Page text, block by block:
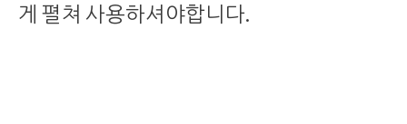
게 펼쳐 사용하셔야합니다.